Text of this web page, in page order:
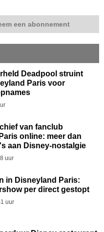
een abonnement
Deadpool struint
Paris voor
van fanclub
online: meer dan
aan Disney-nostalgie
uur
in Disneyland Paris:
per direct gestopt
uur